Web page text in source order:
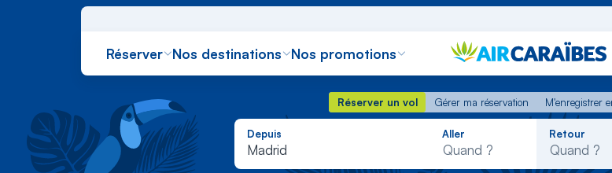
Réserver Nos destinations Nos promotions
Réserver un vol Gérer ma réservation M'enregistrer
Réserver un vol
Gérer ma réservation M'enregistrer
Depuis
Madrid
Rechercher
dans
Aller Retour